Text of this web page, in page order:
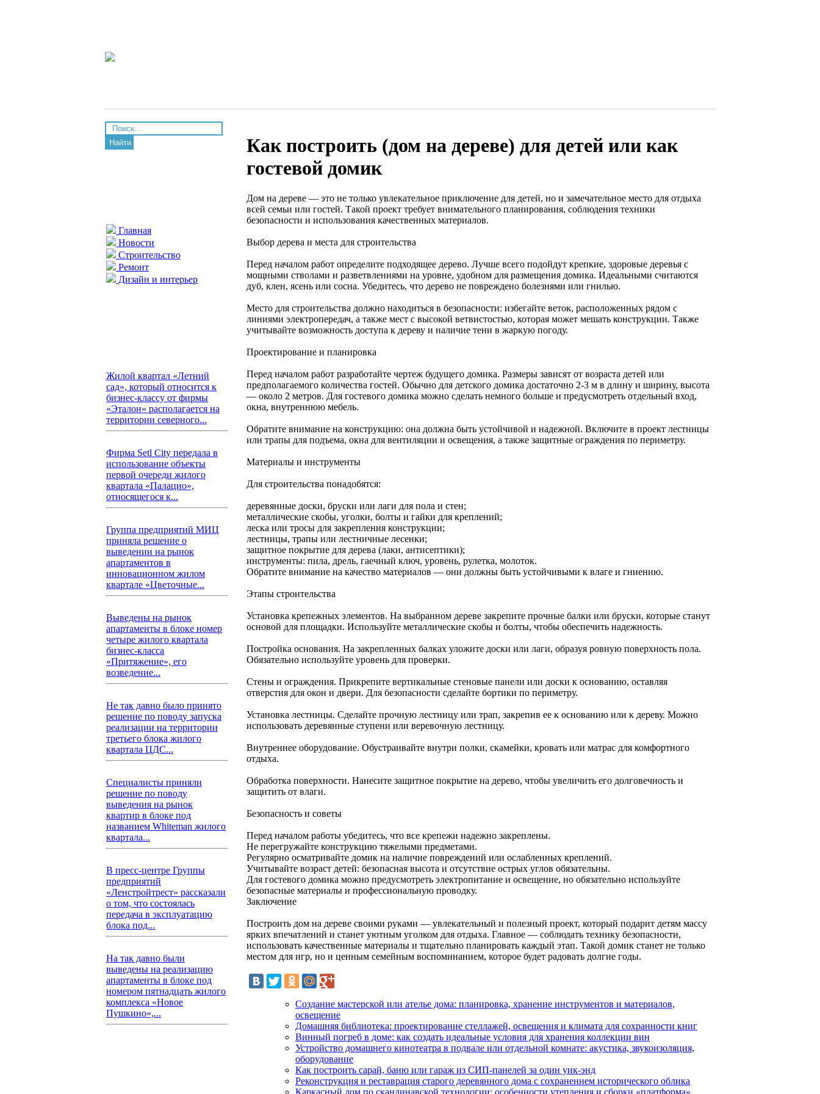
Найти
Главная
Новости
Строительство
Ремонт
Дизайн и интерьер
Жилой квартал «Летний
сад», который относится к
бизнес-классу от фирмы
«Эталон» располагается на
территории северного...
Фирма Setl City передала в
использование объекты
первой очереди жилого
квартала «Палацио»,
относящегося к...
Группа предприятий МИЦ
приняла решение о
выведении на рынок
апартаментов в
инновационном жилом
квартале «Цветочные...
Выведены на рынок
апартаменты в блоке номер
четыре жилого квартала
бизнес-класса
«Притяжение», его
возведение...
Не так давно было принято
решение по поводу запуска
реализации на территории
третьего блока жилого
квартала ЦДС...
Специалисты приняли
решение по поводу
выведения на рынок
квартир в блоке под
названием Whiteman жилого
квартала...
В пресс-центре Группы
предприятий
«Ленстройтрест» рассказали
о том, что состоялась
передача в эксплуатацию
блока под...
На так давно были
выведены на реализацию
апартаменты в блоке под
номером пятнадцать жилого
комплекса «Новое
Пушкино»,...
Как построить (дом на дереве) для детей или как
гостевой домик
Дом на дереве — это не только увлекательное приключение для детей, но и замечательное место для отдыха
всей семьи или гостей. Такой проект требует внимательного планирования, соблюдения техники
безопасности и использования качественных материалов.
Выбор дерева и места для строительства
Перед началом работ определите подходящее дерево. Лучше всего подойдут крепкие, здоровые деревья с
мощными стволами и разветвлениями на уровне, удобном для размещения домика. Идеальными считаются
дуб, клен, ясень или сосна. Убедитесь, что дерево не повреждено болезнями или гнилью.
Место для строительства должно находиться в безопасности: избегайте веток, расположенных рядом с
линиями электропередач, а также мест с высокой ветвистостью, которая может мешать конструкции. Также
учитывайте возможность доступа к дереву и наличие тени в жаркую погоду.
Проектирование и планировка
Перед началом работ разработайте чертеж будущего домика. Размеры зависят от возраста детей или
предполагаемого количества гостей. Обычно для детского домика достаточно 2-3 м в длину и ширину, высота
— около 2 метров. Для гостевого домика можно сделать немного больше и предусмотреть отдельный вход,
окна, внутреннюю мебель.
Обратите внимание на конструкцию: она должна быть устойчивой и надежной. Включите в проект лестницы
или трапы для подъема, окна для вентиляции и освещения, а также защитные ограждения по периметру.
Материалы и инструменты
Для строительства понадобятся:
деревянные доски, бруски или лаги для пола и стен;
металлические скобы, уголки, болты и гайки для креплений;
леска или тросы для закрепления конструкции;
лестницы, трапы или лестничные лесенки;
защитное покрытие для дерева (лаки, антисептики);
инструменты: пила, дрель, гаечный ключ, уровень, рулетка, молоток.
Обратите внимание на качество материалов — они должны быть устойчивыми к влаге и гниению.
Этапы строительства
Установка крепежных элементов. На выбранном дереве закрепите прочные балки или бруски, которые станут
основой для площадки. Используйте металлические скобы и болты, чтобы обеспечить надежность.
Постройка основания. На закрепленных балках уложите доски или лаги, образуя ровную поверхность пола.
Обязательно используйте уровень для проверки.
Стены и ограждения. Прикрепите вертикальные стеновые панели или доски к основанию, оставляя
отверстия для окон и двери. Для безопасности сделайте бортики по периметру.
Установка лестницы. Сделайте прочную лестницу или трап, закрепив ее к основанию или к дереву. Можно
использовать деревянные ступени или веревочную лестницу.
Внутреннее оборудование. Обустраивайте внутри полки, скамейки, кровать или матрас для комфортного
отдыха.
Обработка поверхности. Нанесите защитное покрытие на дерево, чтобы увеличить его долговечность и
защитить от влаги.
Безопасность и советы
Перед началом работы убедитесь, что все крепежи надежно закреплены.
Не перегружайте конструкцию тяжелыми предметами.
Регулярно осматривайте домик на наличие повреждений или ослабленных креплений.
Учитывайте возраст детей: безопасная высота и отсутствие острых углов обязательны.
Для гостевого домика можно предусмотреть электропитание и освещение, но обязательно используйте
безопасные материалы и профессиональную проводку.
Заключение
Построить дом на дереве своими руками — увлекательный и полезный проект, который подарит детям массу
ярких впечатлений и станет уютным уголком для отдыха. Главное — соблюдать технику безопасности,
использовать качественные материалы и тщательно планировать каждый этап. Такой домик станет не только
местом для игр, но и ценным семейным воспоминанием, которое будет радовать долгие годы.
Создание мастерской или ателье дома: планировка, хранение инструментов и материалов,
освещение
Домашняя библиотека: проектирование стеллажей, освещения и климата для сохранности книг
Винный погреб в доме: как создать идеальные условия для хранения коллекции вин
Устройство домашнего кинотеатра в подвале или отдельной комнате: акустика, звукоизоляция,
оборудование
Как построить сарай, баню или гараж из СИП-панелей за один уик-энд
Реконструкция и реставрация старого деревянного дома с сохранением исторического облика
Каркасный дом по скандинавской технологии: особенности утепления и сборки «платформа»